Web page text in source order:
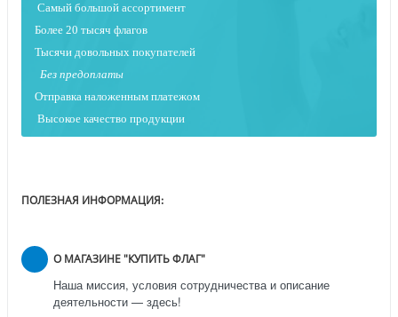
Самый большой ассортимент
Более 20 тысяч флагов
Тысячи довольных покупателей
Без предоплаты
Отправка наложенным платежом
Высокое качество продукции
ПОЛЕЗНАЯ ИНФОРМАЦИЯ:
О МАГАЗИНЕ "КУПИТЬ ФЛАГ"
Наша миссия, условия сотрудничества и описание
деятельности — здесь!